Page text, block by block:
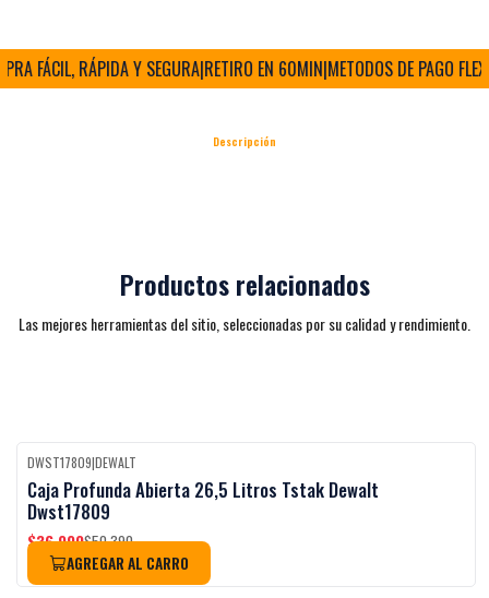
FÁCIL, RÁPIDA Y SEGURA|RETIRO EN 60MIN|METODOS DE PAGO
Descripción
Productos relacionados
Las mejores herramientas del sitio, seleccionadas por su calidad y rendimiento.
-27%OFF
DWST17809|DEWALT
Caja Profunda Abierta 26,5 Litros Tstak Dewalt
Dwst17809
$36.990$50.390
AGREGAR AL CARRO